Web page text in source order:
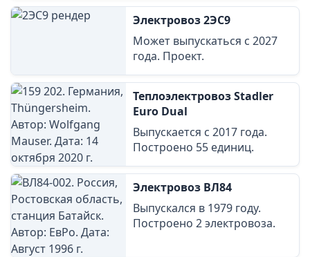
Электровоз 2ЭС9
Может выпускаться с 2027
года. Проект.
Теплоэлектровоз Stadler
Euro Dual
Выпускается с 2017 года.
Построено 55 единиц.
Электровоз ВЛ84
Выпускался в 1979 году.
Построено 2 электровоза.